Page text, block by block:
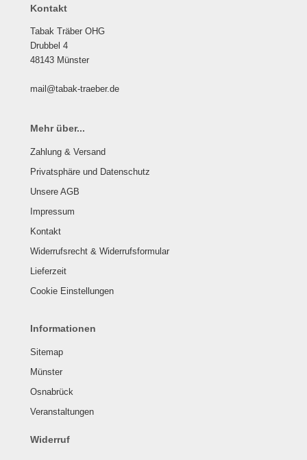
Kontakt
Tabak Träber OHG
Drubbel 4
48143 Münster
mail@tabak-traeber.de
Mehr über...
Zahlung & Versand
Privatsphäre und Datenschutz
Unsere AGB
Impressum
Kontakt
Widerrufsrecht & Widerrufsformular
Lieferzeit
Cookie Einstellungen
Informationen
Sitemap
Münster
Osnabrück
Veranstaltungen
Widerruf